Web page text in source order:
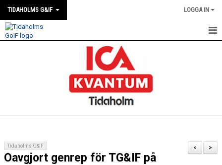
TIDAHOLMS G&IF LOGGA IN
FÖRENINGEN
>
<
Tidaholms G&IF
Oavgjort genrep för TG&IF på